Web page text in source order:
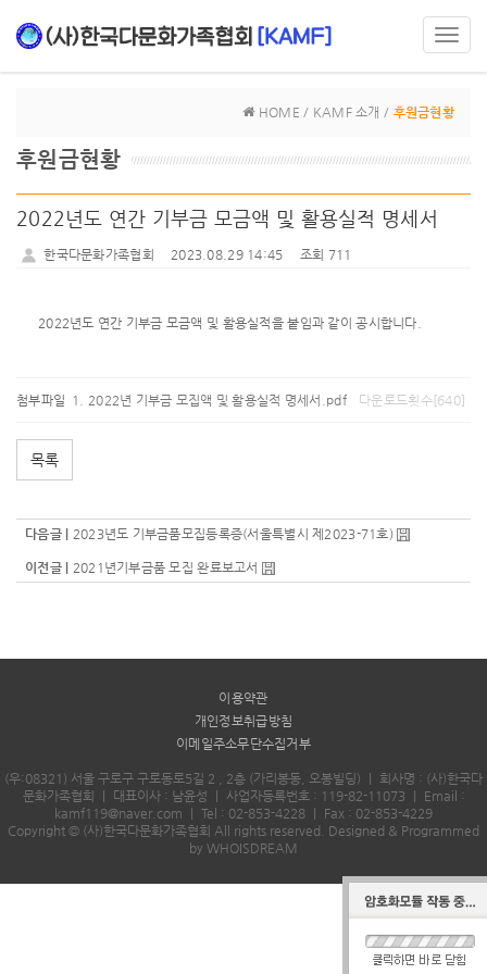
HOME / KAMF 소개 / 후원금현황
후원금현황
2022년도 연간 기부금 모금액 및 활용실적 명세서
한국다문화가족협회 2023.08.29 14:45 조회 711
2022년도 연간 기부금 모금액 및 활용실적을 붙임과 같이 공시합니다.
첨부파일 2022년 기부금 모집액 및 활용실적 명세서.pdf 다운로드횟수[640]
목록
다음글 | 2023년도 기부금품모집등록증(서울특별시 제2023-71호)
이전글 | 2021년기부금품 모집 완료보고서
이용약관
개인정보취급방침
이메일주소무단수집거부
(우:08321) 서울 구로구 구로동로5길 2 , 2층 (가리봉동, 오봉빌딩) ｜ 회사명 : (사)한국다
문화가족협회 ｜ 대표이사 : 남윤성 ｜ 사업자등록번호 : 119-82-11073 ｜
Email :
kamf119@naver.com ｜ Tel : 02-853-4228 ｜ Fax : 02-853-4229
Copyright © (사)한국다문화가족협회 All rights reserved. Designed & Programmed
by WHOISDREAM